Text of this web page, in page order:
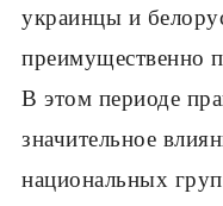
украинцы и
преимущественно
В этом периоде
значительное
национальных